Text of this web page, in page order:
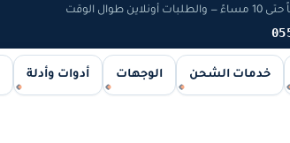
خدمات الشحن الوجهات أدوات وأدلة